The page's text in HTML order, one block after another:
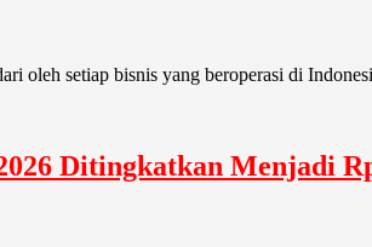
oleh setiap bisnis yang beroperasi di
Ditingkatkan Menjadi